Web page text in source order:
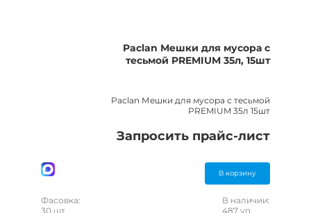
Paclan Мешки для мусора с
тесьмой PREMIUM 35л, 15шт
Paclan Мешки для мусора с тесьмой
PREMIUM 35л 15шт
Запросить прайс-лист
В корзину
Фасовка:
30 шт
В наличии:
487 уп.